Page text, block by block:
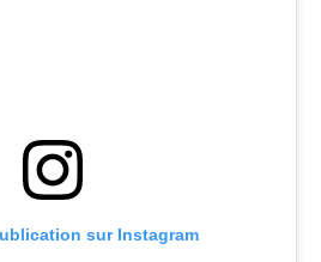
sur Instagram